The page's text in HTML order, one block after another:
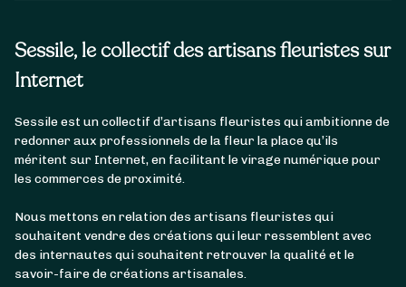
Sessile, le collectif des artisans fleuristes sur
Internet
Sessile est un collectif d’artisans fleuristes qui ambitionne de
redonner aux professionnels de la fleur la place qu’ils
méritent sur Internet, en facilitant le virage numérique pour
les commerces de proximité.
Nous mettons en relation des artisans fleuristes qui
souhaitent vendre des créations qui leur ressemblent avec
des internautes qui souhaitent retrouver la qualité et le
savoir-faire de créations artisanales.